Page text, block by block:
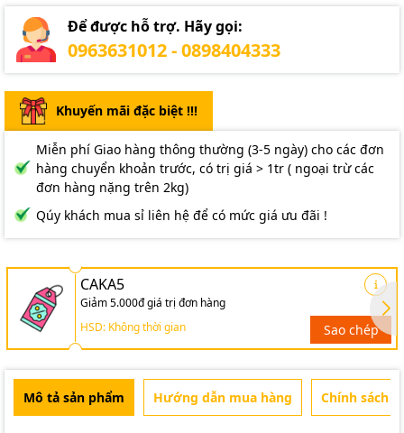
Để được hỗ trợ. Hãy gọi:
0963631012 - 0898404333
Khuyến mãi đặc biệt !!!
Miễn phí Giao hàng thông thường (3-5 ngày) cho các đơn
hàng chuyển khoản trước, có trị giá > 1tr ( ngoại trừ các
đơn hàng nặng trên 2kg)
Qúy khách mua sỉ liên hệ để có mức giá ưu đãi !
CAKA5
Giảm 5.000đ giá trị đơn hàng
HSD: Không thời gian
Sao chép
Mô tả sản phẩm Hướng dẫn mua hàng Chính sách